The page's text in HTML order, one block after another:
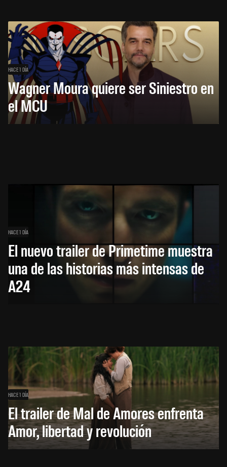
HACE 1 DÍA
Wagner Moura quiere ser Siniestro en
el MCU
HACE 1 DÍA
El nuevo trailer de Primetime muestra
una de las historias más intensas de
A24
HACE 1 DÍA
El trailer de Mal de Amores enfrenta
Amor, libertad y revolución